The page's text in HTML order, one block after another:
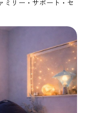
ミリー・サポート・セ